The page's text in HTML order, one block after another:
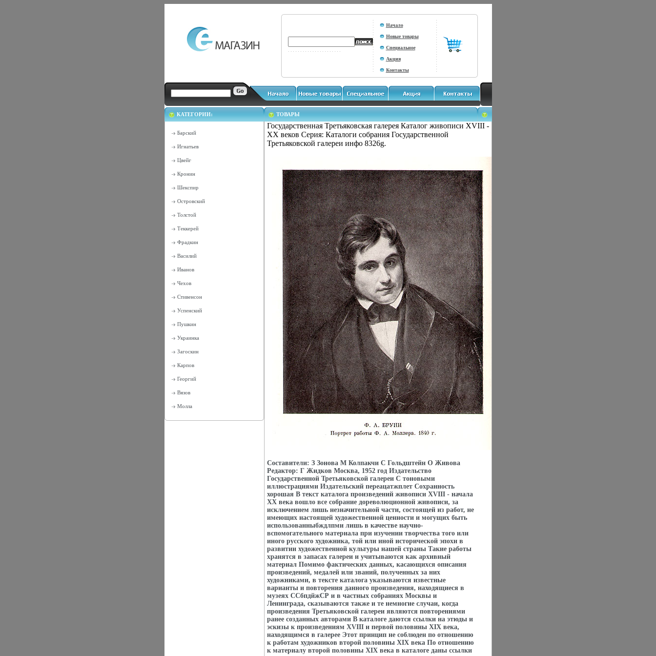
Начало
Новые товары
Специальное
Акция
Контакты
КАТЕГОРИИ:
Барский
Игнатьев
Цвейг
Кронин
Шекспир
Островский
Толстой
Теккерей
Фрадкин
Василий
Иванов
Чехов
Стивенсон
Успенский
Пушкин
Украинка
Загоскин
Карпов
Георгий
Вязов
Молла
ТОВАРЫ
Государственная Третьяковская галерея Каталог живописи XVIII -
XX веков Серия: Каталоги собрания Государственной
Третьяковской галереи инфо 8326g.
Составители: З Зонова М Колпакчи С Гольдштейн О Живова
Редактор: Г Жидков Москва, 1952 год Издательство
Государственной Третьяковской галереи С тоновыми
иллюстрациями Издательский переацатжплет Сохранность
хорошая В текст каталога произведений живописи XVIII - начала
XX века вошло все собрание дореволюционной живописи, за
исключением лишь незначительной части, состоящей из работ, не
имеющих настоящей художественной ценности и могущих быть
использованныбждлпми лишь в качестве научно-
вспомогательного материала при изучении творчества того или
иного русского художника, той или иной исторической эпохи в
развитии художественной культуры нашей страны Такие работы
хранятся в запасах галереи и учитываются как архивный
материал Помимо фактических данных, касающихся описания
произведений, медалей или званий, полученных за них
художниками, в тексте каталога указываются известные
варианты и повторения данного произведения, находящиеся в
музеях ССбпдйжСР и в частных собраниях Москвы и
Ленинграда, сказываются также и те немногие случаи, когда
произведения Третьяковской галереи являются повторениями
ранее созданных авторами В каталоге даются ссылки на этюды и
эскизы к произведениям XVIII и первой половины XIX века,
находящимся в галерее Этот принцип не соблюден по отношению
к работам художников второй половины XIX века По отношению
к материалу второй половины XIX века в каталоге даны ссылки